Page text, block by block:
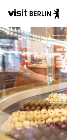
Aller
au
contenu
principal
Portail
officiel
du
tourisme
de
Berlin